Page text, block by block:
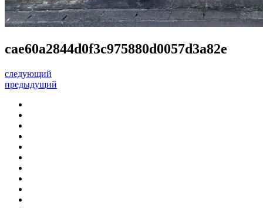
cae60a2844d0f3c975880d0057d3a82e
следующий
предыдущий